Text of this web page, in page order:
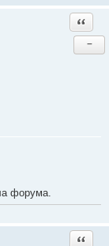
−
форума.